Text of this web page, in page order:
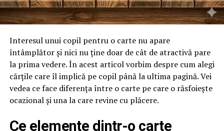
Interesul unui copil pentru o carte nu apare
întâmplător și nici nu ține doar de cât de atractivă pare
la prima vedere. În acest articol vorbim despre cum alegi
cărțile care îl implică pe copil până la ultima pagină. Vei
vedea ce face diferența între o carte pe care o răsfoiește
ocazional și una la care revine cu plăcere.
Ce elemente dintr-o carte